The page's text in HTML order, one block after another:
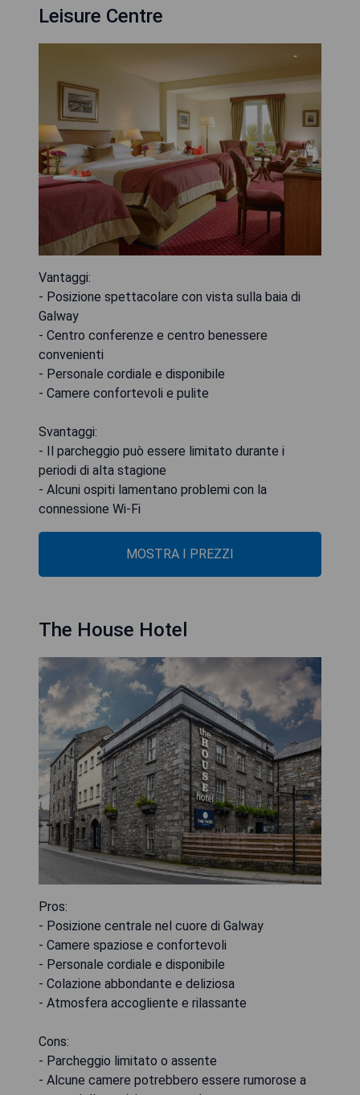
Leisure Centre
Vantaggi:
- Posizione spettacolare con vista sulla baia di
Galway
- Centro conferenze e centro benessere
convenienti
- Personale cordiale e disponibile
- Camere confortevoli e pulite
Svantaggi:
- Il parcheggio può essere limitato durante i
periodi di alta stagione
- Alcuni ospiti lamentano problemi con la
connessione Wi-Fi
MOSTRA I PREZZI
The House Hotel
Pros:
- Posizione centrale nel cuore di Galway
- Camere spaziose e confortevoli
- Personale cordiale e disponibile
- Colazione abbondante e deliziosa
- Atmosfera accogliente e rilassante
Cons:
- Parcheggio limitato o assente
- Alcune camere potrebbero essere rumorose a